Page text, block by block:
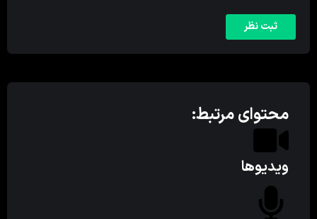
محتوای مرتبط:
ویدیوها